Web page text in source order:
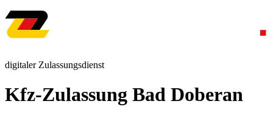
digitaler Zulassungsdienst
Kfz-Zulassung Bad Doberan